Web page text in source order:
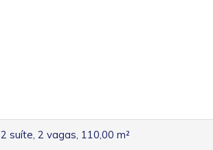
suíte, 2 vagas, 110,00 m²